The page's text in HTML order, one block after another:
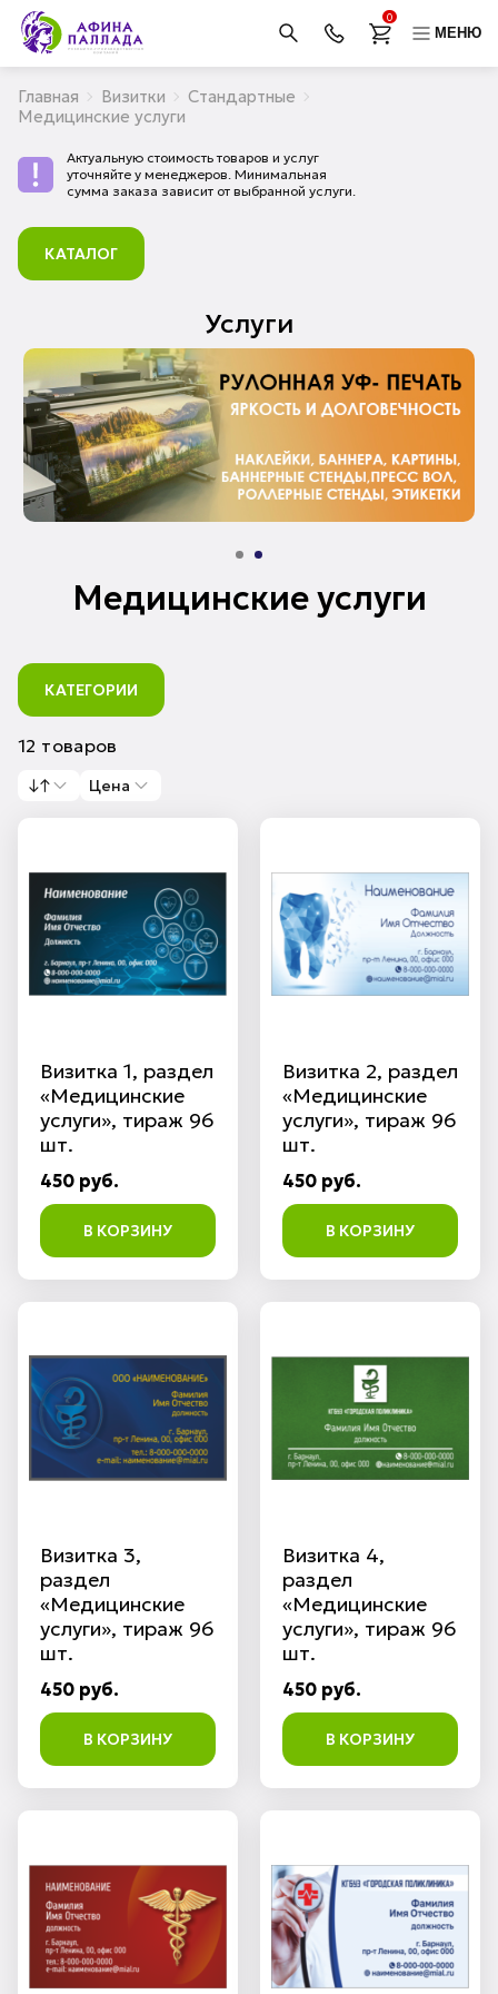
0
МЕНЮ
Главная Визитки
Стандартные
Медицинские услуги
Актуальную стоимость товаров и услуг
уточняйте у менеджеров. Минимальная
сумма заказа зависит от выбранной услуги.
КАТАЛОГ
Услуги
Медицинские услуги
КАТЕГОРИИ
12 товаров
↓↑ Цена
Визитка 1, раздел
«Медицинские
услуги», тираж 96
шт.
450 руб.
В КОРЗИНУ
Визитка 2, раздел
«Медицинские
услуги», тираж 96
шт.
450 руб.
В КОРЗИНУ
Визитка 3,
раздел
«Медицинские
услуги», тираж 96
шт.
450 руб.
В КОРЗИНУ
Визитка 4,
раздел
«Медицинские
услуги», тираж 96
шт.
450 руб.
В КОРЗИНУ